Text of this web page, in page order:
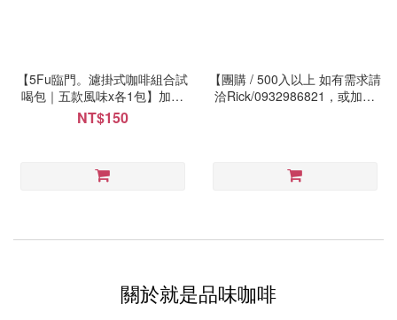
【5Fu臨門。濾掛式咖啡組合試
喝包｜五款風味x各1包】加入
會員即可享超商取貨免運優惠
(每位會員限用索取試喝包優惠
NT$150
【團購 / 500入以上 如有需求請
洽Rick/0932986821，或加入
關於就是品味咖啡